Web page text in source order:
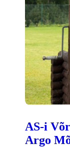
AS-i
Argo